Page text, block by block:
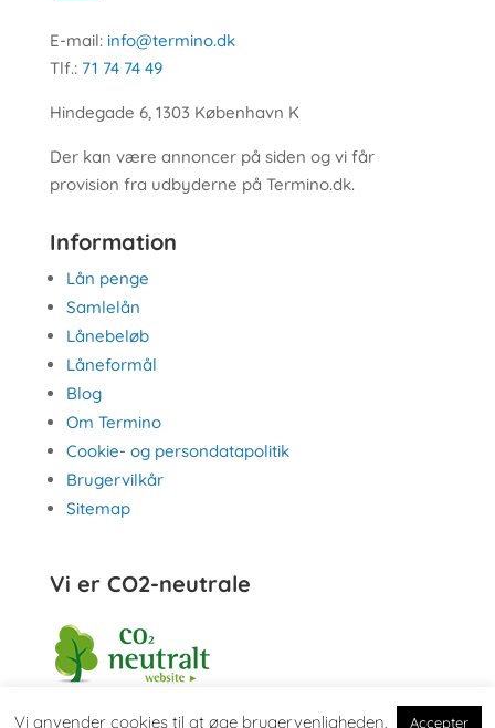
E-mail: info@termino.dk
Tlf.: 71 74 74 49
Hindegade 6, 1303 København K
Der kan være annoncer på siden og vi får
provision fra udbyderne på Termino.dk.
Information
Lån penge
Samlelån
Lånebeløb
Låneformål
Blog
Om Termino
Cookie- og persondatapolitik
Brugervilkår
Sitemap
Vi er CO2-neutrale
Vi anvender cookies til at øge brugervenligheden. Accepter